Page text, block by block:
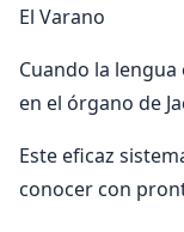
El Varano
Cuando la
en el órgano de
Este eficaz
conocer con